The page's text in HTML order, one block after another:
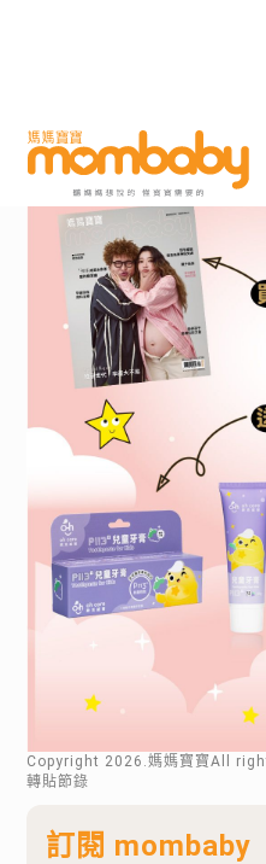
Copyright 2026 .媽媽寶寶All
轉貼節錄
訂閱 mombaby